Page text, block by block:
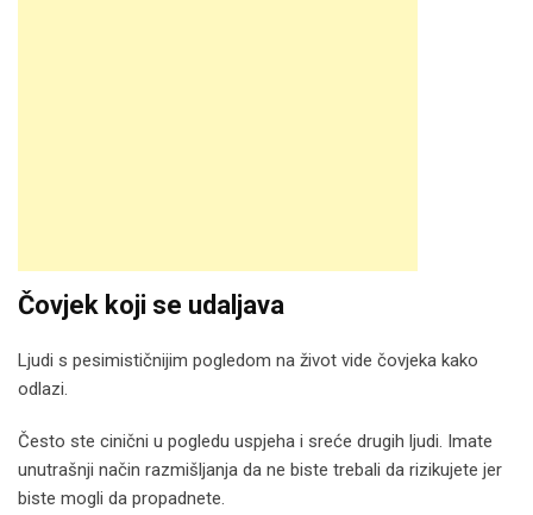
Čovjek koji se udaljava
Ljudi s pesimističnijim pogledom na život vide čovjeka kako
odlazi.
Često ste cinični u pogledu uspjeha i sreće drugih ljudi. Imate
unutrašnji način razmišljanja da ne biste trebali da rizikujete jer
biste mogli da propadnete.